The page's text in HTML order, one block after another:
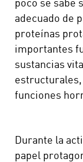
adecuado de
proteínas
importantes
sustancias
funciones
Durante la
papel